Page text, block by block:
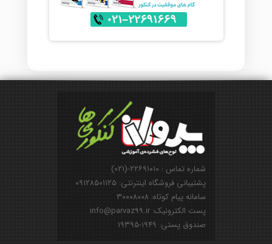
شماره تماس : ۲۲۶۹۱۰۱۰-(۰۲۱)
پشتیبانی فروشگاه اینترنتی: ۰۹۱۲۸۵۰۱۱۲۵
سامانه پیام کوتاه: ۳۰۰۰۸۰۰۸
پست الکترونیک: info@parvaz99.ir
صندوق پستی: ۱۹۴۹-۱۹۳۹۵